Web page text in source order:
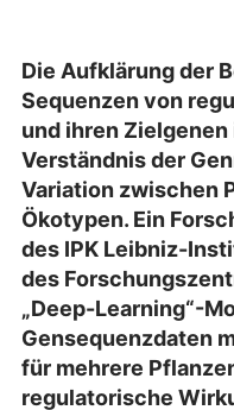
Die Aufklärung der
Sequenzen von
und ihren
Verständnis der
Variation zwischen
Ökotypen. Ein
des IPK Leibniz-
des
„Deep-Learning“-
Gensequenzdaten
für mehrere
regulatorische